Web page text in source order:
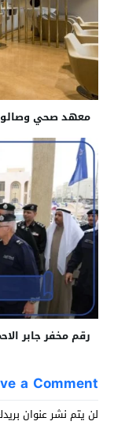
معهد صحي وصالون
رقم مخفر جابر
a Comment
لن يتم نشر عنوان